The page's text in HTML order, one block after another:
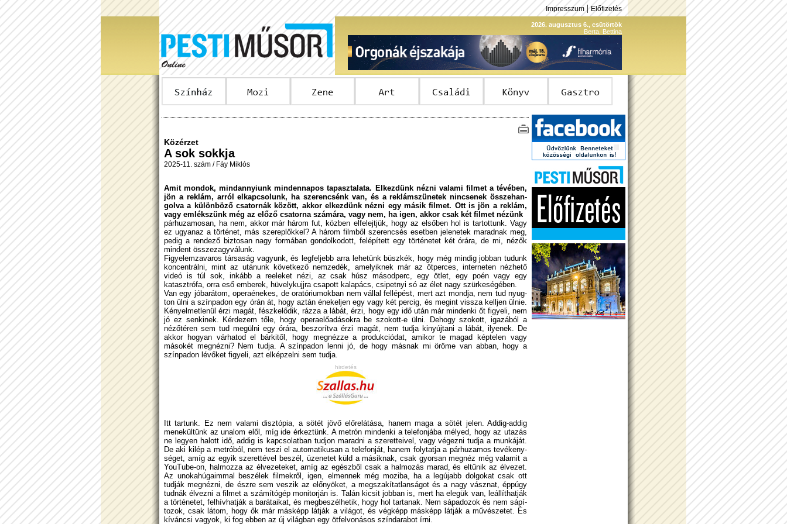
Impresszum |Előfizetés
2026. augusztus 6., csütörtök
Berta, Bettina
Közérzet
A sok sokkja
2025-11. szám / Fáy Miklós
Amit mondok, mindannyiunk mindennapos tapasztalata. Elkezdünk nézni valami filmet a tévében,
jön a reklám, arról elkapcsolunk, ha szerencsénk van, és a reklámszünetek nincsenek össze­han­
golva a különböző csatornák között, akkor elkezdünk nézni egy másik filmet. Ott is jön a reklám,
vagy emlékszünk még az előző csatorna számára, vagy nem, ha igen, akkor csak két filmet nézünk
párhuzamosan, ha nem, akkor már három fut, közben elfelejtjük, hogy az elsőben hol is tartottunk. Vagy
ez ugyanaz a történet, más szereplőkkel? A három filmből szerencsés esetben jelenetek maradnak meg,
pe­dig a rendező biztosan nagy formában gondolkodott, felépített egy történetet két órára, de mi, nézők
min­dent összezagyválunk.
Figyelemzavaros társaság vagyunk, és legfeljebb arra lehetünk büszkék, hogy még mindig jobban tudunk
koncentrálni, mint az utánunk következő nemzedék, amelyiknek már az ötperces, interneten nézhető
videó is túl sok, inkább a reeleket nézi, az csak húsz másodperc, egy ötlet, egy poén vagy egy
katasztrófa, orra eső emberek, hüvelykujjra csapott kalapács, csipetnyi só az élet nagy szürkeségében.
Van egy jóbarátom, operaénekes, de oratóriumokban nem vállal fellépést, mert azt mondja, nem tud nyug­
ton ülni a színpadon egy órán át, hogy aztán énekeljen egy vagy két percig, és megint vissza kelljen ülnie.
Kényelmetlenül érzi magát, fészkelődik, rázza a lábát, érzi, hogy egy idő után már mindenki őt figyeli, nem
jó ez senkinek. Kérdezem tőle, hogy operaelőadásokra be szokott-e ülni. Dehogy szokott, igazából a
nézőtéren sem tud megülni egy órára, beszorítva érzi magát, nem tudja kinyújtani a lábát, ilyenek. De
akkor hogyan várhatod el bárkitől, hogy megnézze a produkciódat, amikor te magad képtelen vagy
másokét meg­nézni? Nem tudja. A színpadon lenni jó, de hogy másnak mi öröme van abban, hogy a
színpadon lévőket figyeli, azt elképzelni sem tudja.
hirdetés
Itt tartunk. Ez nem valami disztópia, a sötét jövő előrelátása, hanem maga a sötét jelen. Addig-addig
menekültünk az unalom elől, míg ide érkeztünk. A metrón mindenki a telefonjába mélyed, hogy az utazás
ne legyen halott idő, addig is kapcsolatban tudjon maradni a szeretteivel, vagy végezni tudja a munkáját.
De aki kilép a metróból, nem teszi el automatikusan a telefonját, hanem folytatja a párhuzamos tevékeny­
séget, amíg az egyik szerettével beszél, üzenetet küld a másiknak, csak gyorsan megnéz még valamit a
YouTube-on, halmozza az élvezeteket, amíg az egészből csak a halmozás marad, és eltűnik az élvezet.
Az unokahúgaimmal beszélek filmekről, igen, elmennek még moziba, ha a legújabb dolgokat csak ott
tudják megnézni, de észre sem veszik az előnyöket, a megszakítatlanságot és a nagy vásznat, éppúgy
tudnák élvezni a filmet a számítógép monitorján is. Talán kicsit jobban is, mert ha elegük van, leállíthatják
a történetet, felhívhatják a barátaikat, és megbeszélhetik, hogy hol tartanak. Nem sápadozok és nem sápí­
tozok, csak látom, hogy ők már másképp látják a világot, és végképp másképp látják a művészetet. És
kíváncsi vagyok, ki fog ebben az új világban egy ötfelvonásos színdarabot írni.